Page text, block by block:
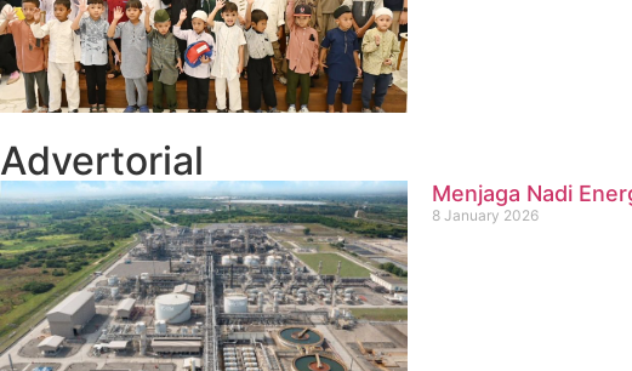
Advertorial
Menjaga Nadi
8 January 2026